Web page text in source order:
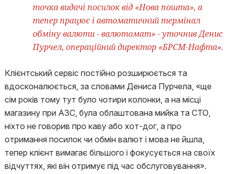
точка видачі посилок від «Нова пошта», а
тепер працює і автоматичний термінал
обміну валюти - валютомат» - уточнив Денис
Пурчел, операційний директор «БРСМ-Нафта».
Клієнтський сервіс постійно розширюється та
вдосконалюється, за словами Дениса Пурчела, «ще
сім років тому тут було чотири колонки, а на місці
магазину при АЗС, була облаштована мийка та СТО,
ніхто не говорив про каву або хот-дог, а про
отримання посилок чи обмін валют і мова не йшла,
тепер клієнт вимагає більшого і фокусується на своїх
відчуттях, які він отримує під час обслуговування».